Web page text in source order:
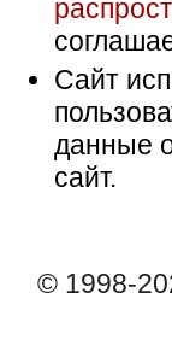
Сайт
данные
сайт.
© 1998-